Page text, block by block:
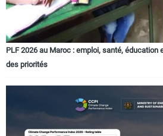
PLF 2026 au Maroc : emploi, santé,
des priorités